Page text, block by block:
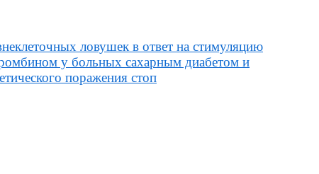
ловушек в ответ на стимуляцию
у больных сахарным диабетом и
поражения стоп